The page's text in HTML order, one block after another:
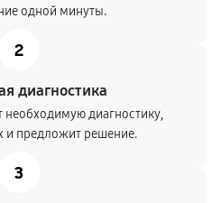
одной минуты.
2
диагностика
диагностику,
и предложит решение.
3